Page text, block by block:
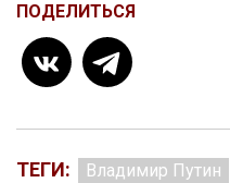
ПОДЕЛИТЬСЯ
ТЕГИ: Владимир Путин